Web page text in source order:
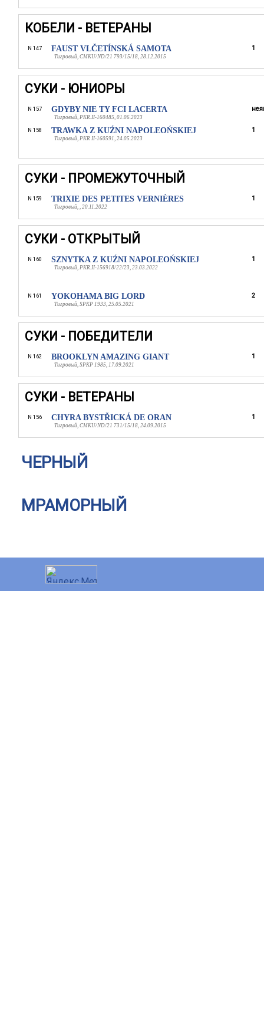
КОБЕЛИ - ВЕТЕРАНЫ
N 147 FAUST VLČETÍNSKÁ SAMOTA
Тигровый, CMKU/ND/21 793/15/18, 28.12.2015
1
СУКИ - ЮНИОРЫ
N 157 GDYBY NIE TY FCI LACERTA
Тигровый, PKR.II-160485, 01.06.2023
N 158 TRAWKA Z KUŹNI NAPOLEOŃSKIEJ
Тигровый, PKR II-160591, 24.05.2023
1
СУКИ - ПРОМЕЖУТОЧНЫЙ
N 159 TRIXIE DES PETITES VERNIÈRES
Тигровый, , 20.11.2022
1
СУКИ - ОТКРЫТЫЙ
N 160 SZNYTKA Z KUŹNI NAPOLEOŃSKIEJ
Тигровый, PKR.II-156918/22/23, 23.03.2022
1
N 161 YOKOHAMA BIG LORD
Тигровый, SPKP 1933, 25.05.2021
2
СУКИ - ПОБЕДИТЕЛИ
N 162 BROOKLYN AMAZING GIANT
Тигровый, SPKP 1985, 17.09.2021
1
СУКИ - ВЕТЕРАНЫ
N 156 CHYRA BYSTŘICKÁ DE ORAN
Тигровый, CMKU/ND/21 731/15/18, 24.09.2015
1
ЧЕРНЫЙ
МРАМОРНЫЙ